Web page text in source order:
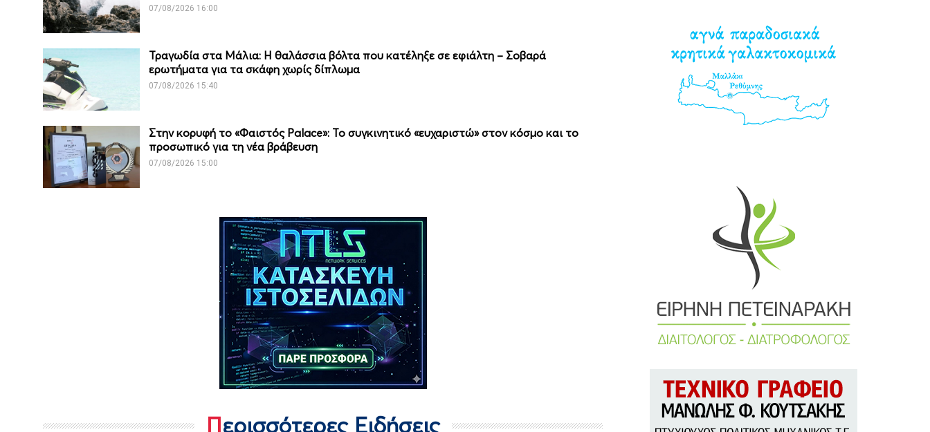
07/08/2026 16:00
Τραγωδία στα Μάλια: Η θαλάσσια βόλτα που κατέληξε σε εφιάλτη – Σοβαρά
ερωτήματα για τα σκάφη χωρίς δίπλωμα
07/08/2026 15:40
Στην κορυφή το «Φαιστός Palace»: Το συγκινητικό «ευχαριστώ» στον κόσμο και το
προσωπικό για τη νέα βράβευση
07/08/2026 15:00
Περισσότερες Ειδήσεις